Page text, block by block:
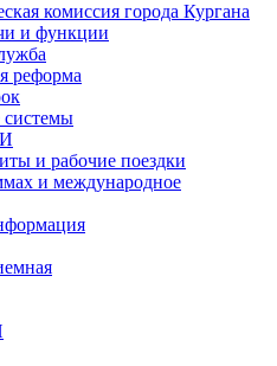
комиссия города Кургана
и функции
реформа
и рабочие поездки
и международное